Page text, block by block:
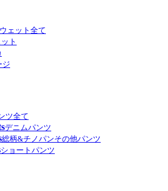
ェット全て
ト
ジ
ツ全て
デニムパンツ
総柄&チノパンその他パンツ
ショートパンツ